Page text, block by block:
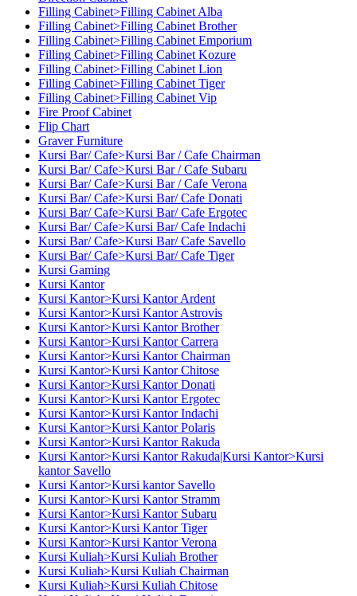
Filling Cabinet>Filling Cabinet Alba
Filling Cabinet>Filling Cabinet Brother
Filling Cabinet>Filling Cabinet Emporium
Filling Cabinet>Filling Cabinet Kozure
Filling Cabinet>Filling Cabinet Lion
Filling Cabinet>Filling Cabinet Tiger
Filling Cabinet>Filling Cabinet Vip
Fire Proof Cabinet
Flip Chart
Graver Furniture
Kursi Bar/ Cafe>Kursi Bar / Cafe Chairman
Kursi Bar/ Cafe>Kursi Bar / Cafe Subaru
Kursi Bar/ Cafe>Kursi Bar / Cafe Verona
Kursi Bar/ Cafe>Kursi Bar/ Cafe Donati
Kursi Bar/ Cafe>Kursi Bar/ Cafe Ergotec
Kursi Bar/ Cafe>Kursi Bar/ Cafe Indachi
Kursi Bar/ Cafe>Kursi Bar/ Cafe Savello
Kursi Bar/ Cafe>Kursi Bar/ Cafe Tiger
Kursi Gaming
Kursi Kantor
Kursi Kantor>Kursi Kantor Ardent
Kursi Kantor>Kursi Kantor Astrovis
Kursi Kantor>Kursi Kantor Brother
Kursi Kantor>Kursi Kantor Carrera
Kursi Kantor>Kursi Kantor Chairman
Kursi Kantor>Kursi Kantor Chitose
Kursi Kantor>Kursi Kantor Donati
Kursi Kantor>Kursi Kantor Ergotec
Kursi Kantor>Kursi Kantor Indachi
Kursi Kantor>Kursi Kantor Polaris
Kursi Kantor>Kursi Kantor Rakuda
Kursi Kantor>Kursi Kantor Rakuda|Kursi Kantor>Kursi
kantor Savello
Kursi Kantor>Kursi kantor Savello
Kursi Kantor>Kursi Kantor Stramm
Kursi Kantor>Kursi Kantor Subaru
Kursi Kantor>Kursi Kantor Tiger
Kursi Kantor>Kursi Kantor Verona
Kursi Kuliah>Kursi Kuliah Brother
Kursi Kuliah>Kursi Kuliah Chairman
Kursi Kuliah>Kursi Kuliah Chitose